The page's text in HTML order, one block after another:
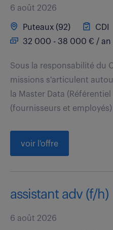
6 août 2026
Puteaux (92)
CDI
32 000 - 38 000 € / an
Sous la responsabilité du
missions s'articulent
la Master Data
(fournisseurs et
voir l'offre
assistant adv (f/h)
6 août 2026